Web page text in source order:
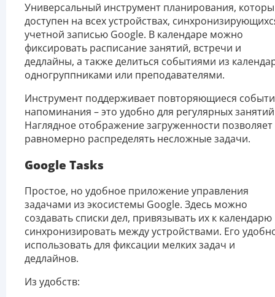
Универсальный инструмент планирования,
доступен на всех устройствах,
учетной записью Google. В календаре можно
фиксировать расписание занятий, встречи и
дедлайны, а также делиться событиями из
одногруппниками или преподавателями.
Инструмент поддерживает повторяющиеся
напоминания – это удобно для регулярных
Наглядное отображение загруженности позволяет
равномерно распределять несложные задачи.
Google Tasks
Простое, но удобное приложение управления
задачами из экосистемы Google. Здесь можно
создавать списки дел, привязывать их к календарю
синхронизировать между устройствами. Его
использовать для фиксации мелких задач и
дедлайнов.
Из удобств: